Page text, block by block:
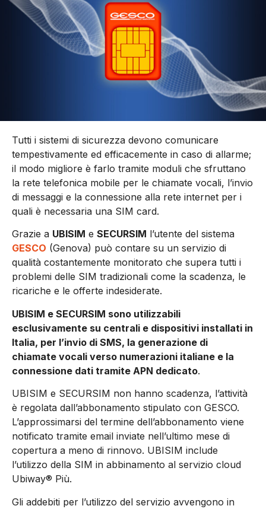
Tutti i sistemi di sicurezza devono comunicare
tempestivamente ed efficacemente in caso di allarme;
il modo migliore è farlo tramite moduli che sfruttano
la rete telefonica mobile per le chiamate vocali, l’invio
di messaggi e la connessione alla rete internet per i
quali è necessaria una SIM card.
Grazie a UBISIM e SECURSIM l’utente del sistema
GESCO (Genova) può contare su un servizio di
qualità costantemente monitorato che supera tutti i
problemi delle SIM tradizionali come la scadenza, le
ricariche e le offerte indesiderate.
UBISIM e SECURSIM sono utilizzabili
esclusivamente su centrali e dispositivi installati in
Italia, per l’invio di SMS, la generazione di
chiamate vocali verso numerazioni italiane e la
connessione dati tramite APN dedicato.
UBISIM e SECURSIM non hanno scadenza, l’attività
è regolata dall’abbonamento stipulato con GESCO.
L’approssimarsi del termine dell’abbonamento viene
notificato tramite email inviate nell’ultimo mese di
copertura a meno di rinnovo. UBISIM include
l’utilizzo della SIM in abbinamento al servizio cloud
Ubiway® Più.
Gli addebiti per l’utilizzo del servizio avvengono in